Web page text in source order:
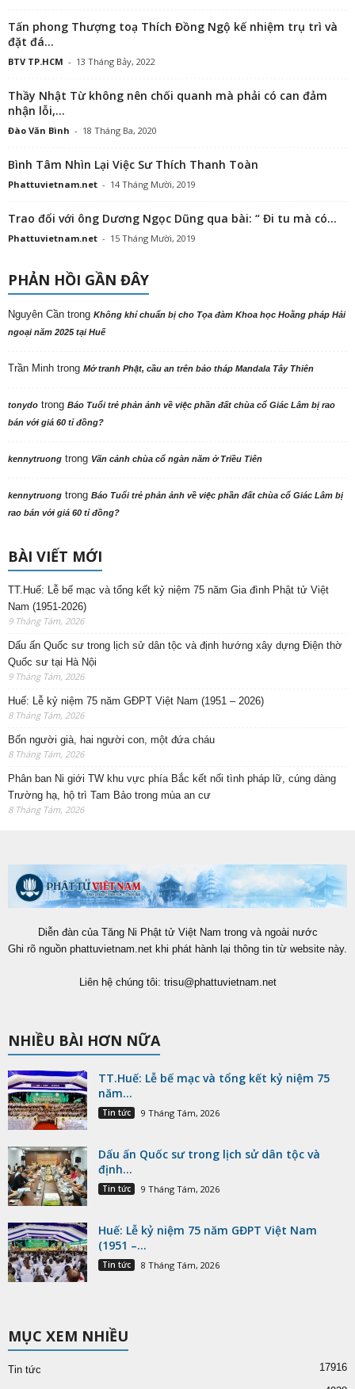
Tấn phong Thượng toạ Thích Đồng Ngộ kế nhiệm trụ trì và
đặt đá...
BTV TP.HCM - 13 Tháng Bảy, 2022
Thầy Nhật Từ không nên chối quanh mà phải có can đảm
nhận lỗi,...
Đào Văn Bình - 18 Tháng Ba, 2020
Bình Tâm Nhìn Lại Việc Sư Thích Thanh Toàn
Phattuvietnam.net - 14 Tháng Mười, 2019
Trao đổi với ông Dương Ngọc Dũng qua bài: “ Đi tu mà có...
Phattuvietnam.net - 15 Tháng Mười, 2019
PHẢN HỒI GẦN ĐÂY
Nguyên Cần trong Không khí chuẩn bị cho Tọa đàm Khoa học Hoằng pháp Hải
ngoại năm 2025 tại Huế
Trần Minh trong Mở tranh Phật, cầu an trên bảo tháp Mandala Tây Thiên
tonydo trong Báo Tuổi trẻ phản ảnh về việc phần đất chùa cổ Giác Lâm bị rao
bán với giá 60 tỉ đồng?
kennytruong trong Vãn cảnh chùa cổ ngàn năm ở Triều Tiên
kennytruong trong Báo Tuổi trẻ phản ảnh về việc phần đất chùa cổ Giác Lâm bị
rao bán với giá 60 tỉ đồng?
BÀI VIẾT MỚI
TT.Huế: Lễ bế mạc và tổng kết kỷ niệm 75 năm Gia đình Phật tử Việt
Nam (1951-2026)
9 Tháng Tám, 2026
Dấu ấn Quốc sư trong lịch sử dân tộc và định hướng xây dựng Điện thờ
Quốc sư tại Hà Nội
9 Tháng Tám, 2026
Huế: Lễ kỷ niệm 75 năm GĐPT Việt Nam (1951 – 2026)
8 Tháng Tám, 2026
Bốn người già, hai người con, một đứa cháu
8 Tháng Tám, 2026
Phân ban Ni giới TW khu vực phía Bắc kết nối tình pháp lữ, cúng dàng
Trường hạ, hộ trì Tam Bảo trong mùa an cư
8 Tháng Tám, 2026
Diễn đàn của Tăng Ni Phật tử Việt Nam trong và ngoài nước
Ghi rõ nguồn phattuvietnam.net khi phát hành lại thông tin từ website này.
Liên hệ chúng tôi: trisu@phattuvietnam.net
NHIỀU BÀI HƠN NỮA
TT.Huế: Lễ bế mạc và tổng kết kỷ niệm 75
năm...
Tin tức 9 Tháng Tám, 2026
Dấu ấn Quốc sư trong lịch sử dân tộc và
định...
Tin tức 9 Tháng Tám, 2026
Huế: Lễ kỷ niệm 75 năm GĐPT Việt Nam
(1951 –...
Tin tức 8 Tháng Tám, 2026
MỤC XEM NHIỀU
Tin tức 17916